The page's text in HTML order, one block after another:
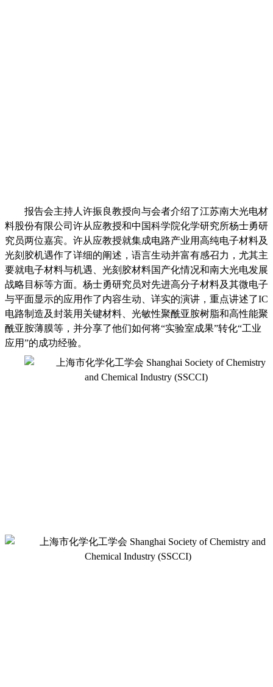
报告会主持人许振良教授向与会者介绍了江苏南大光电材
料股份有限公司许从应教授和中国科学院化学研究所杨士勇研
究员两位嘉宾。许从应教授就集成电路产业用高纯电子材料及
光刻胶机遇作了详细的阐述，语言生动并富有感召力，尤其主
要就电子材料与机遇、光刻胶材料国产化情况和南大光电发展
战略目标等方面。杨士勇研究员对先进高分子材料及其微电子
与平面显示的应用作了内容生动、详实的演讲，重点讲述了IC
电路制造及封装用关键材料、光敏性聚酰亚胺树脂和高性能聚
酰亚胺薄膜等，并分享了他们如何将“实验室成果”转化“工业
应用”的成功经验。